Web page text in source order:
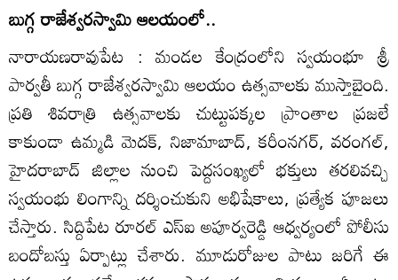
బుగ్గ రాజేశ్వరస్వామి ఆలయంలో..
నారాయణరావుపేట : మండల కేంద్రంలోని స్వయంభూ శ్రీ
పార్వతీ బుగ్గ రాజేశ్వరస్వామి ఆలయం ఉత్సవాలకు ముస్తాబైంది.
ప్రతి శివరాత్రి ఉత్సవాలకు చుట్టుపక్కల ప్రాంతాల ప్రజలే
కాకుండా ఉమ్మడి మెదక్‌, నిజామాబాద్‌, కరీంనగర్‌, వరంగల్‌,
హైదరాబాద్‌ జిల్లాల నుంచి పెద్దసంఖ్యలో భక్తులు తరలివచ్చి
స్వయంభు లింగాన్ని దర్శించుకుని అభిషేకాలు, ప్రత్యేక పూజలు
చేస్తారు. సిద్దిపేట రూరల్‌ ఎస్‌ఐ అపూర్వరెడ్డి ఆధ్వర్యంలో పోలీసు
బందోబస్తు ఏర్పాట్లు చేశారు. మూడురోజుల పాటు జరిగే ఈ